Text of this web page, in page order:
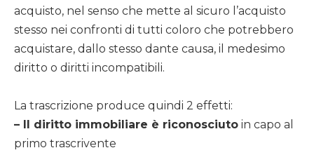
acquisto, nel senso che mette al sicuro l’acquisto
stesso nei confronti di tutti coloro che potrebbero
acquistare, dallo stesso dante causa, il medesimo
diritto o diritti incompatibili.
La trascrizione produce quindi 2 effetti:
– Il diritto immobiliare è riconosciuto in capo al
primo trascrivente